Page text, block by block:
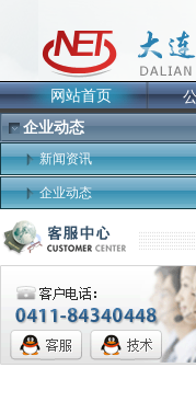
网站首页
企业动态
新闻资讯
企业动态